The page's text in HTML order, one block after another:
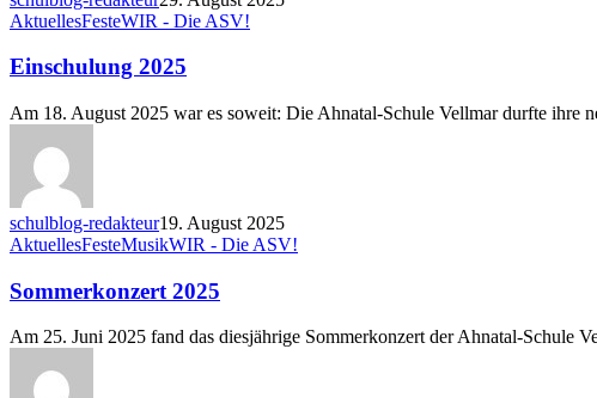
Einschulung
AktuellesFesteWIR - Die ASV!
Einschulung 2025
Am 18. August 2025 war es soweit: Die Ahnatal-Schule Vellmar durfte ihre
schulblog-redakteur19. August 2025
Sommerkonzert
AktuellesFesteMusikWIR - Die ASV!
Sommerkonzert 2025
Am 25. Juni 2025 fand das diesjährige Sommerkonzert der Ahnatal-Schule